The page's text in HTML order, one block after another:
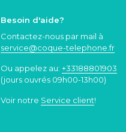
Besoin d'aide?
Contactez-nous par mail à
service@coque-telephone.fr
Ou appelez au: +33188801903
(jours ouvrés 09h00-13h00)
Voir notre Service client!